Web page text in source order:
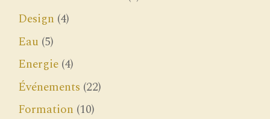
Design (4)
Eau (5)
Energie (4)
Événements (22)
Formation (10)